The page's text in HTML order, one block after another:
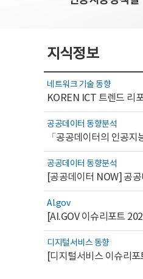
지식정보
네트워크 기술 동향
KOREN ICT 트렌드 리
공공데이터 동향분석
「공공데이터의 인공
공공데이터 동향분석
[공공데이터 NOW] 공
AI.gov
디지털서비스 동향